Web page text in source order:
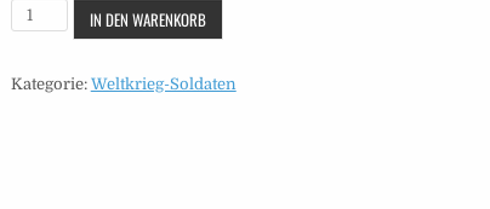
Soldaten
-
60
IN DEN WARENKORB
Kategorie: Weltkrieg-Soldaten